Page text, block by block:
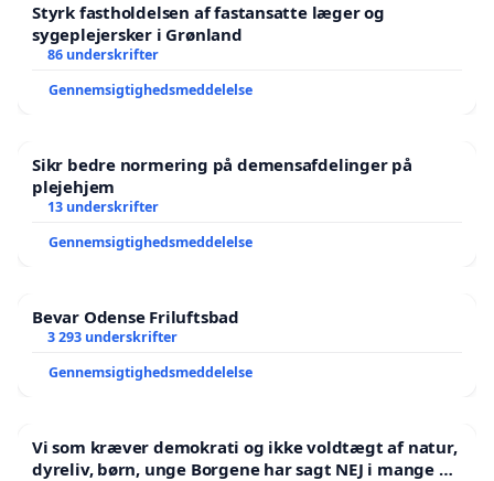
Styrk fastholdelsen af fastansatte læger og
sygeplejersker i Grønland
86 underskrifter
Gennemsigtighedsmeddelelse
Sikr bedre normering på demensafdelinger på
plejehjem
13 underskrifter
Gennemsigtighedsmeddelelse
Bevar Odense Friluftsbad
3 293 underskrifter
Gennemsigtighedsmeddelelse
Vi som kræver demokrati og ikke voldtægt af natur,
dyreliv, børn, unge Borgene har sagt NEJ i mange år.